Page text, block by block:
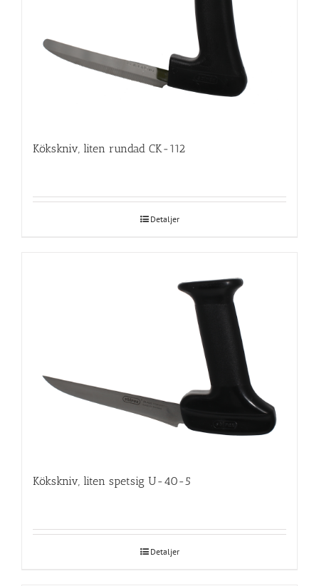
Kökskniv, liten rundad CK-112
Detaljer
Kökskniv, liten spetsig U-40-5
Detaljer